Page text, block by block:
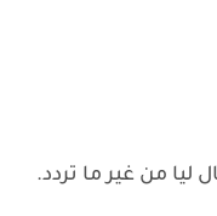
ليا من غير ما تردد.